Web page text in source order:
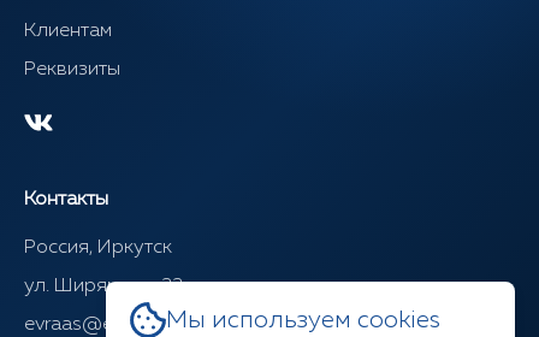
Клиентам
Реквизиты
Контакты
Россия, Иркутск
ул. Ширямова, 22
evraas@evraasgr.ruМы используем cookies